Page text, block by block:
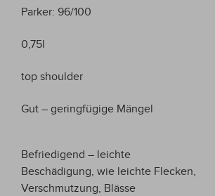
Parker: 96/100
0,75l
top shoulder
Gut – geringfügige Mängel
Befriedigend – leichte
Beschädigung, wie leichte Flecken,
Verschmutzung, Blässe